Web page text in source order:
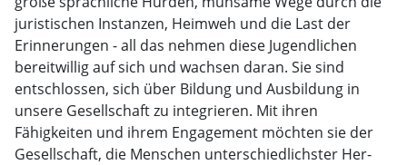
juristischen Instanzen, Heimweh und die Last der
Erinnerungen - all das nehmen diese Jugendlichen
bereitwillig auf sich und wachsen dar­an. Sie sind
entschlossen, sich über Bildung und Ausbildung in
unsere Gesellschaft zu in­tegrieren. Mit ihren
Fähigkeiten und ihrem Engagement möchten sie der
Gesellschaft, die Menschen unterschiedlichster Her­